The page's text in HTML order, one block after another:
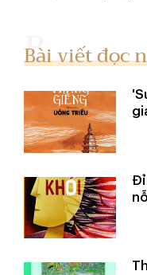
Bài viết đọc